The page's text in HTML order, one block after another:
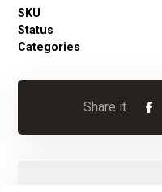
SKU
Status
Categories